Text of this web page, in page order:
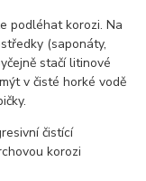
podléhat korozi. Na
(saponáty,
stačí litinové
v čisté horké vodě
čistící
korozi